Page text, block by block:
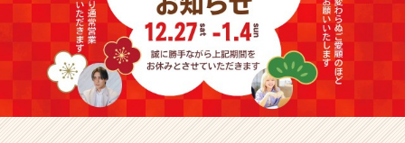
こ
れ
か
ら
タ
イ